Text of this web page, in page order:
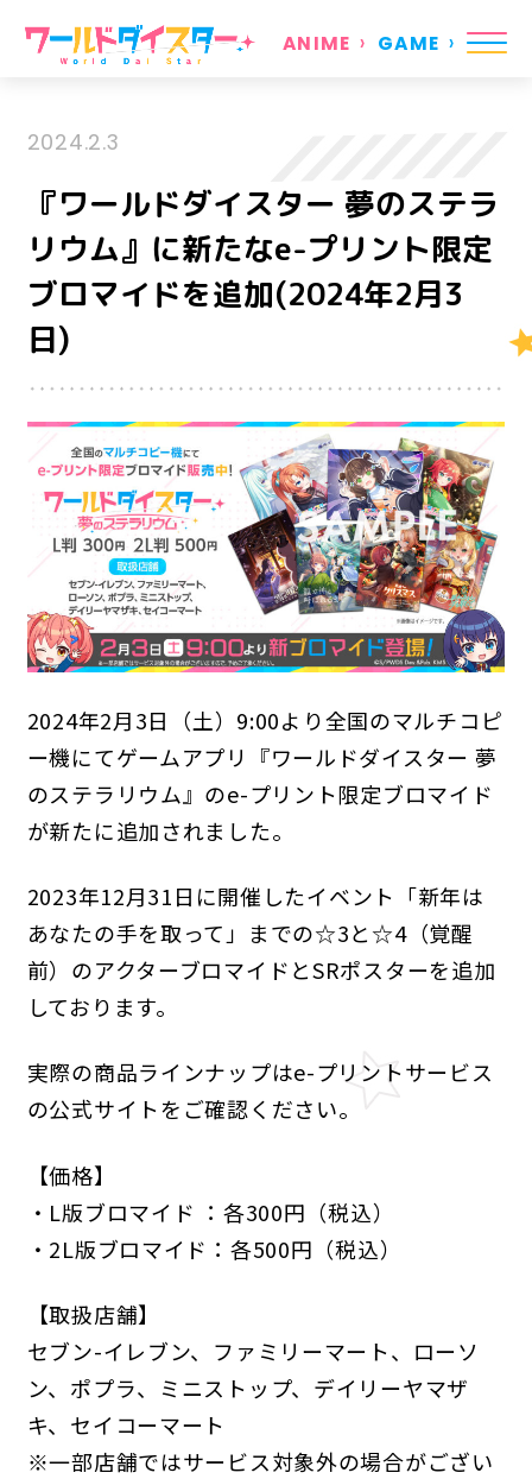
ANIME GAME
ANIME
NEWS STORY
CHARACTER
STAFF/CAST
ONAIR
GAME
NEWS
SYSTEM
MUSIC CONTENT FAQ
2024.2.3
『ワールドダイスター 夢のステラ
リウム』に新たなe-プリント限定
ブロマイドを追加(2024年2月3
日)
2024年2月3日（土）9:00より全国のマルチコピ
ー機にてゲームアプリ『ワールドダイスター 夢
のステラリウム』のe-プリント限定ブロマイド
が新たに追加されました。
2023年12月31日に開催したイベント「新年は
あなたの手を取って」までの☆3と☆4（覚醒
前）のアクターブロマイドとSRポスターを追加
しております。
実際の商品ラインナップはe-プリントサービス
の公式サイトをご確認ください。
【価格】
・L版ブロマイド ：各300円（税込）
・2L版ブロマイド：各500円（税込）
【取扱店舗】
セブン-イレブン、ファミリーマート、ローソ
ン、ポプラ、ミニストップ、デイリーヤマザ
キ、セイコーマート
※一部店舗ではサービス対象外の場合がござい